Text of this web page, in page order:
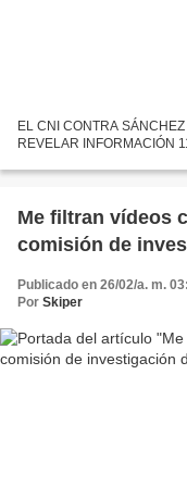
EL CNI CONTRA
REVELAR INFORMACIÓN
Me filtran vídeos
comisión de
Publicado en 26/02/a. m.
Por Skiper